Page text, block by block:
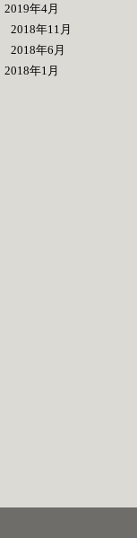
2019年4月
2018年11月
2018年6月
2018年1月